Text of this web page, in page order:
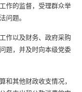
作的监督，受理群众举
问题。
以及财务、政府采购
题，并及时向本级党委
其他财政收支情况，